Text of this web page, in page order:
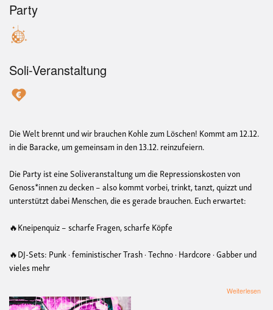
Party
Soli-Veranstaltung
Die Welt brennt und wir brauchen Kohle zum Löschen! Kommt am 12.12.
in die Baracke, um gemeinsam in den 13.12. reinzufeiern.
Die Party ist eine Soliveranstaltung um die Repressionskosten von
Genoss*innen zu decken – also kommt vorbei, trinkt, tanzt, quizzt und
unterstützt dabei Menschen, die es gerade brauchen. Euch erwartet:
🔥Kneipenquiz – scharfe Fragen, scharfe Köpfe
🔥DJ-Sets: Punk · feministischer Trash · Techno · Hardcore · Gabber und
vieles mehr
Weiterlesen